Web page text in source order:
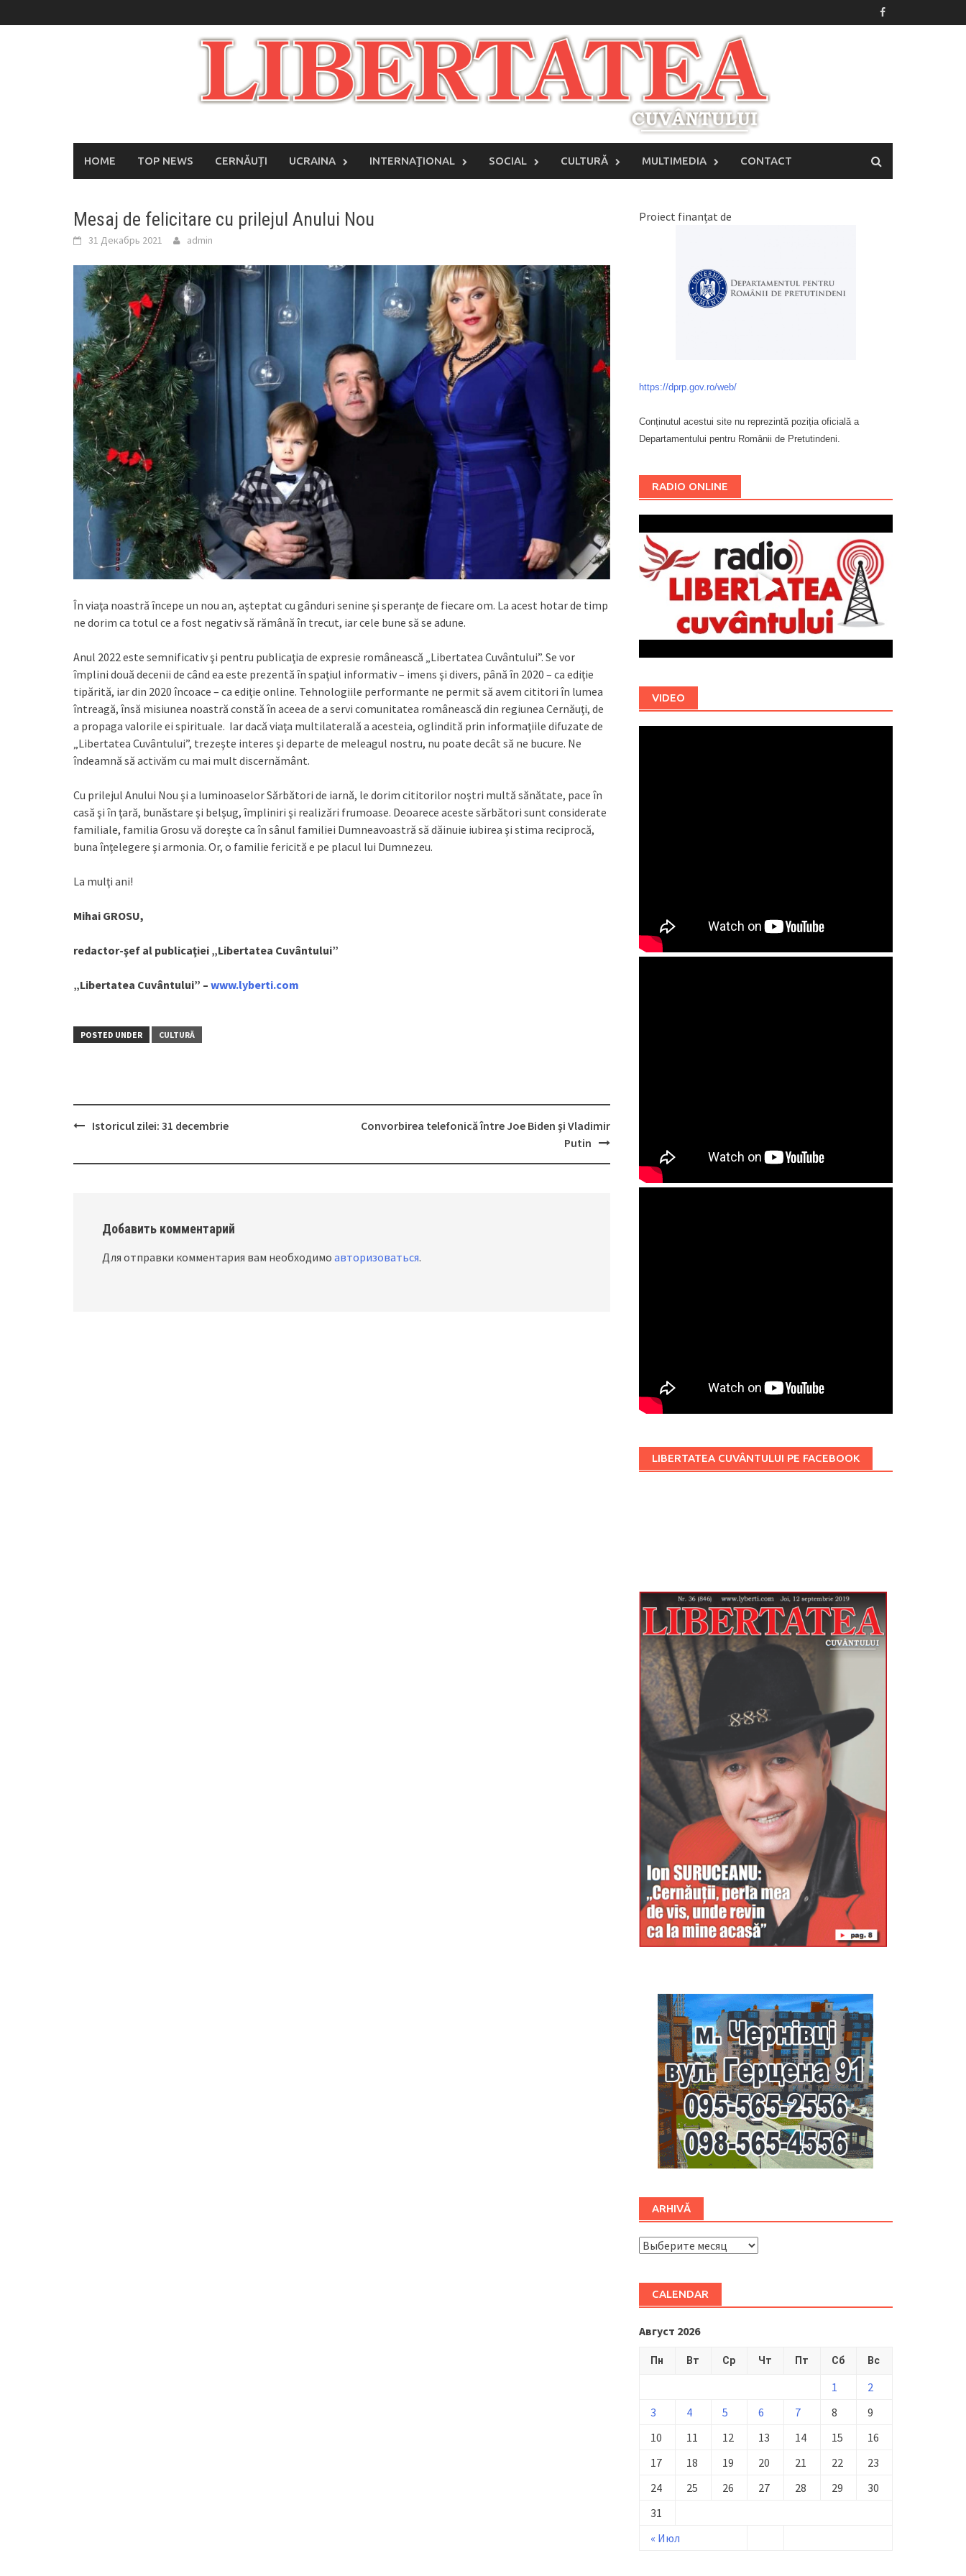
to
HOME TOP NEWS CERNĂUȚI UCRAINA INTERNAŢIONAL SOCIAL CULTURĂ MULTIMEDIA CONTACT
Mesaj de felicitare cu prilejul Anului Nou
31 Декабрь 2021 admin
În viaţa noastră începe un nou an, aşteptat cu gânduri senine şi speranţe de fiecare om. La acest hotar de timp
ne dorim ca totul ce a fost negativ să rămână în trecut, iar cele bune să se adune.
Anul 2022 este semnificativ şi pentru publicaţia de expresie românească „Libertatea Cuvântului”. Se vor
împlini două decenii de când ea este prezentă în spaţiul informativ – imens şi divers, până în 2020 – ca ediţie
tipărită, iar din 2020 încoace – ca ediţie online. Tehnologiile performante ne permit să avem cititori în lumea
întreagă, însă misiunea noastră constă în aceea de a servi comunitatea românească din regiunea Cernăuţi, de
a propaga valorile ei spirituale. Iar dacă viaţa multilaterală a acesteia, oglindită prin informaţiile difuzate de
„Libertatea Cuvântului”, trezeşte interes şi departe de meleagul nostru, nu poate decât să ne bucure. Ne
îndeamnă să activăm cu mai mult discernământ.
Cu prilejul Anului Nou şi a luminoaselor Sărbători de iarnă, le dorim cititorilor noştri multă sănătate, pace în
casă şi în ţară, bunăstare şi belşug, împliniri şi realizări frumoase. Deoarece aceste sărbători sunt considerate
familiale, familia Grosu vă doreşte ca în sânul familiei Dumneavoastră să dăinuie iubirea şi stima reciprocă,
buna înţelegere şi armonia. Or, o familie fericită e pe placul lui Dumnezeu.
La mulţi ani!
Mihai GROSU,
redactor-şef al publicaţiei „Libertatea Cuvântului”
„Libertatea Cuvântului” – www.lyberti.com
POSTED UNDER CULTURĂ
navigation
Istoricul zilei: 31 decembrie
Convorbirea telefonică între Joe Biden şi Vladimir
Putin
Добавить комментарий
Для отправки комментария вам необходимо авторизоваться.
Proiect finanțat de
https://dprp.gov.ro/web/
Conținutul acestui site nu reprezintă poziția oficială a
Departamentului pentru Românii de Pretutindeni.
RADIO ONLINE
VIDEO
LIBERTATEA CUVÂNTULUI PE FACEBOOK
ARHIVĂ
ARHIVĂ
CALENDAR
Август 2026
Пн Вт Ср Чт Пт Сб Вс
« Июл
1
2
3
4 5 6 7 8
9
10
11 12 13 14 15
16
17
18 19 20 21 22
23
24
25 26 27 28 29
30
31